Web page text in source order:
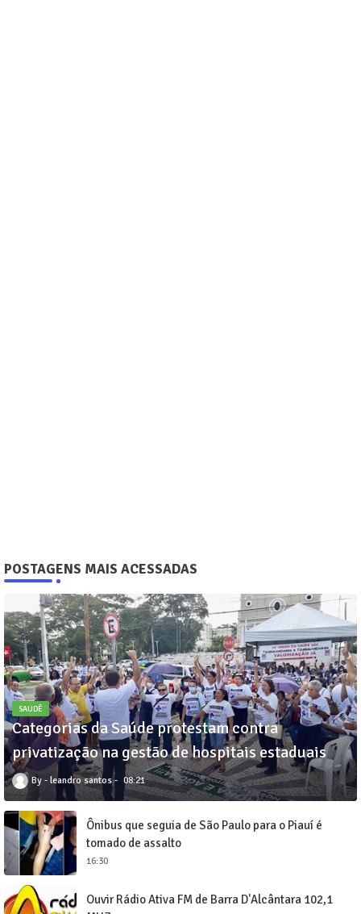
POSTAGENS MAIS ACESSADAS
SAUDÊ
Categorias da Saúde protestam contra
privatização na gestão de hospitais estaduais
leandro santos 08:21
Ônibus que seguia de São Paulo para o Piauí é
tomado de assalto
16:30
Ouvir Rádio Ativa FM de Barra D'Alcântara 102,1